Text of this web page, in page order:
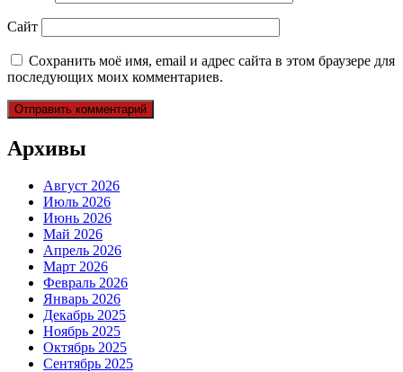
Сайт
Сохранить моё имя, email и адрес сайта в этом браузере для
последующих моих комментариев.
Архивы
Август 2026
Июль 2026
Июнь 2026
Май 2026
Апрель 2026
Март 2026
Февраль 2026
Январь 2026
Декабрь 2025
Ноябрь 2025
Октябрь 2025
Сентябрь 2025